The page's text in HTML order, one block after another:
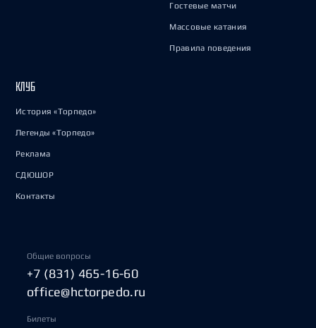
Гостевые матчи
Массовые катания
Правила поведения
КЛУБ
История «Торпедо»
Легенды «Торпедо»
Реклама
СДЮШОР
Контакты
Общие вопросы
+7 (831) 465-16-60
office@hctorpedo.ru
Билеты